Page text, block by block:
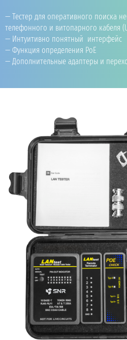
Тестер для оперативного поиска
телефонного и витопарного кабеля
Интуитивно понятный интерфейс
Функция определения PoE
Дополнительные адаптеры и